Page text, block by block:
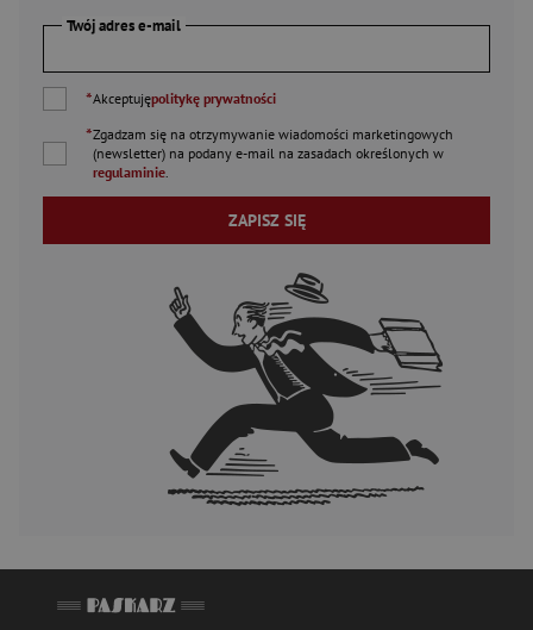
Twój adres e-mail
*Akceptujępolitykę prywatności
*Zgadzam się na otrzymywanie wiadomości marketingowych
(newsletter) na podany e-mail na zasadach określonych w
regulaminie
ZAPISZ SIĘ